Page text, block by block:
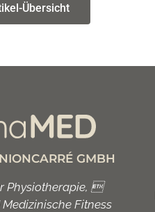
Übersicht
GMBH
Physiotherapie, 
Fitness